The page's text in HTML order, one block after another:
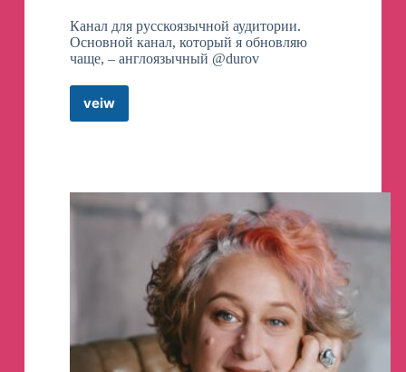
Канал для русскоязычной аудитории.
Основной канал, который я обновляю
чаще, – англоязычный @durov
veiwПавел